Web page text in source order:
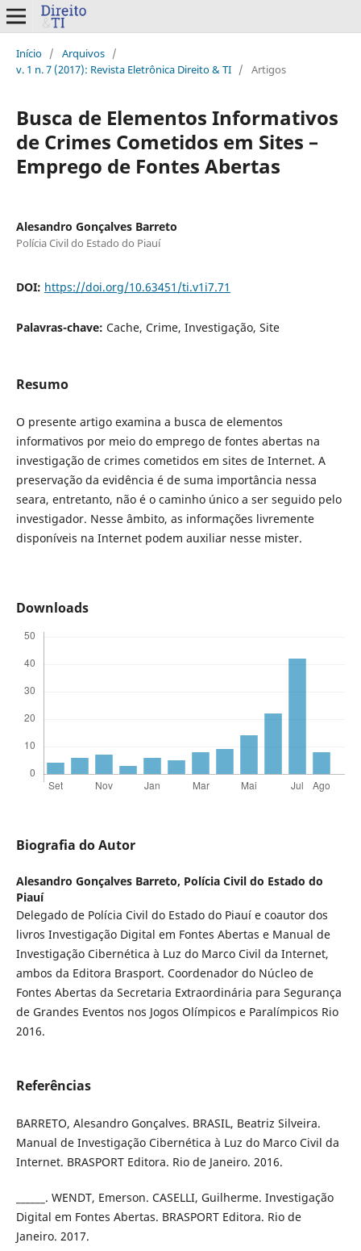
Início / Arquivos /
v. 1 n. 7 (2017): Revista Eletrônica Direito & TI / Artigos
Busca de Elementos Informativos
de Crimes Cometidos em Sites –
Emprego de Fontes Abertas
Alesandro Gonçalves Barreto
Polícia Civil do Estado do Piauí
DOI: https://doi.org/10.63451/ti.v1i7.71
Palavras-chave: Cache, Crime, Investigação, Site
Resumo
O presente artigo examina a busca de elementos
informativos por meio do emprego de fontes abertas na
investigação de crimes cometidos em sites de Internet. A
preservação da evidência é de suma importância nessa
seara, entretanto, não é o caminho único a ser seguido pelo
investigador. Nesse âmbito, as informações livremente
disponíveis na Internet podem auxiliar nesse mister.
Downloads
Biografia do Autor
Alesandro Gonçalves Barreto, Polícia Civil do Estado do
Piauí
Delegado de Polícia Civil do Estado do Piauí e coautor dos
livros Investigação Digital em Fontes Abertas e Manual de
Investigação Cibernética à Luz do Marco Civil da Internet,
ambos da Editora Brasport. Coordenador do Núcleo de
Fontes Abertas da Secretaria Extraordinária para Segurança
de Grandes Eventos nos Jogos Olímpicos e Paralímpicos Rio
2016.
Referências
BARRETO, Alesandro Gonçalves. BRASIL, Beatriz Silveira.
Manual de Investigação Cibernética à Luz do Marco Civil da
Internet. BRASPORT Editora. Rio de Janeiro. 2016.
______. WENDT, Emerson. CASELLI, Guilherme. Investigação
Digital em Fontes Abertas. BRASPORT Editora. Rio de
Janeiro. 2017.